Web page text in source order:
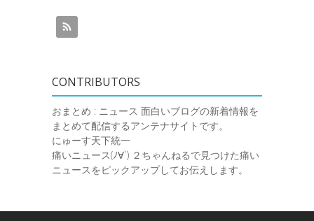
CONTRIBUTORS
おまとめ : ニュース 面白いブログの新着情報を
まとめて配信するアンテナサイトです。
にゅーす天下統一
痛いニュース(ﾉ∀`) ２ちゃんねるで見つけた痛い
ニュースをピックアップしてお伝えします。